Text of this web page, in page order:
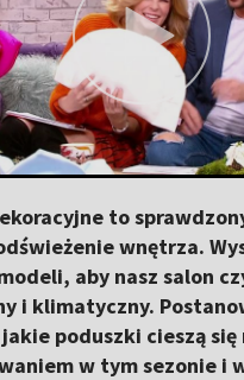
to
wnętrza.
aby nasz salon
i klimatyczny.
poduszki cieszą
w tym sezonie i